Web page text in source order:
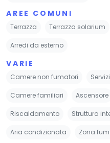
AREE COMUNI
Terrazza Terrazza solarium
Arredi da esterno
VARIE
Camere non fumatori
Camere familiari Ascensore
Riscaldamento Struttura
Aria condizionata Zona